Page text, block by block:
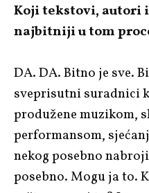
Koji tekstovi, autori
najbitniji u tom
DA. DA. Bitno je sve.
sveprisutni suradnici
produžene muzikom,
performansom,
nekog posebno
posebno. Mogu ja to.